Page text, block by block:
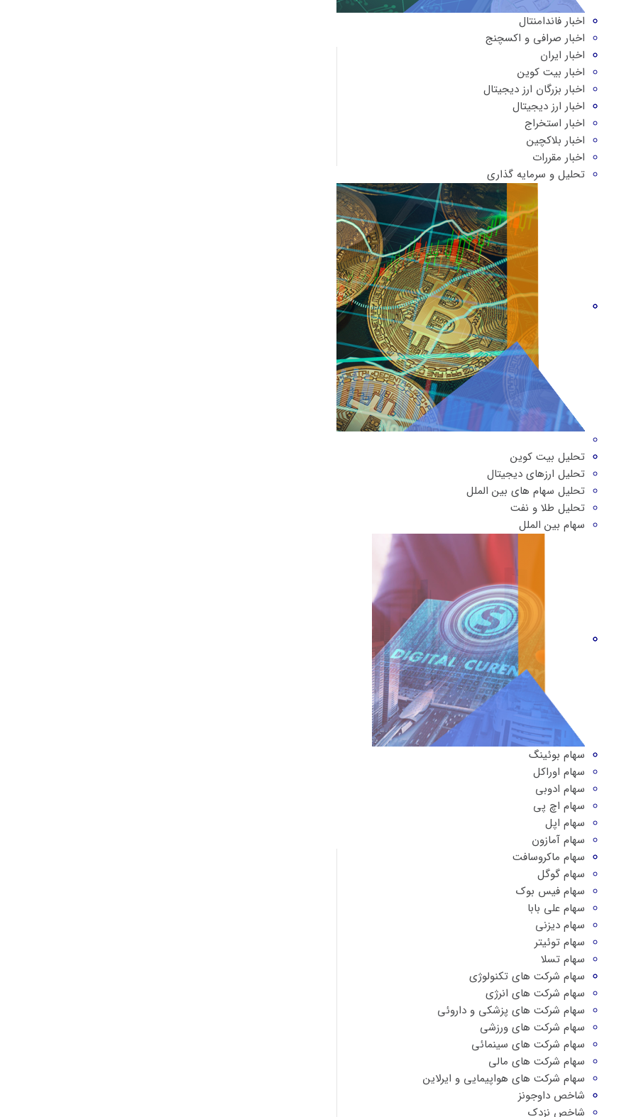
اخبار فاندامنتال
اخبار صرافی و اکسچنج
اخبار ایران
اخبار بیت کوین
اخبار بزرگان ارز دیجیتال
اخبار ارز دیجیتال
اخبار استخراج
اخبار بلاکچین
اخبار مقررات
تحلیل و سرمایه گذاری
تحلیل بیت کوین
تحلیل ارزهای دیجیتال
تحلیل سهام های بین الملل
تحلیل طلا و نفت
سهام بین الملل
سهام بوئینگ
سهام اوراکل
سهام ادوبی
سهام اچ پی
سهام اپل
سهام آمازون
سهام ماکروسافت
سهام گوگل
سهام فیس بوک
سهام علی بابا
سهام دیزنی
سهام توئیتر
سهام تسلا
سهام شرکت های تکنولوژی
سهام شرکت های انرژی
سهام شرکت های پزشکی و داروئی
سهام شرکت های ورزشی
سهام شرکت های سینمائی
سهام شرکت های مالی
سهام شرکت های هواپیمایی و ایرلاین
شاخص داوجونز
شاخص نزدک